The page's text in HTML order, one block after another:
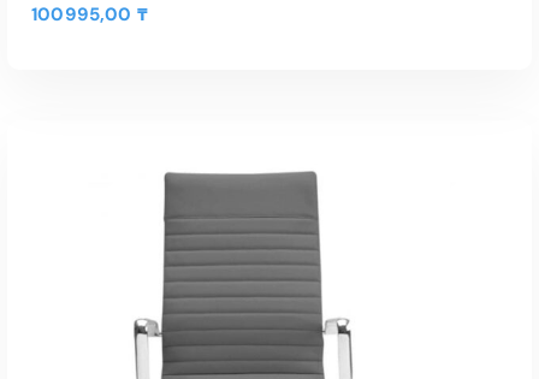
В КОРЗИНУ Быстрый Просмотр
100995,00 ₸